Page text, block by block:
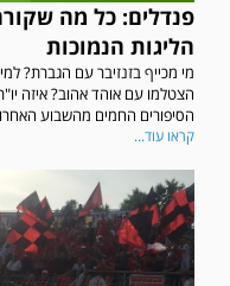
פנדלים: כל מה
הליגות הנמוכות
מי מכייף בזנזיבר עם הגברת?
הצטלמו עם אוהד אהוב? איזה
הסיפורים החמים מהשבוע
קראו עוד...